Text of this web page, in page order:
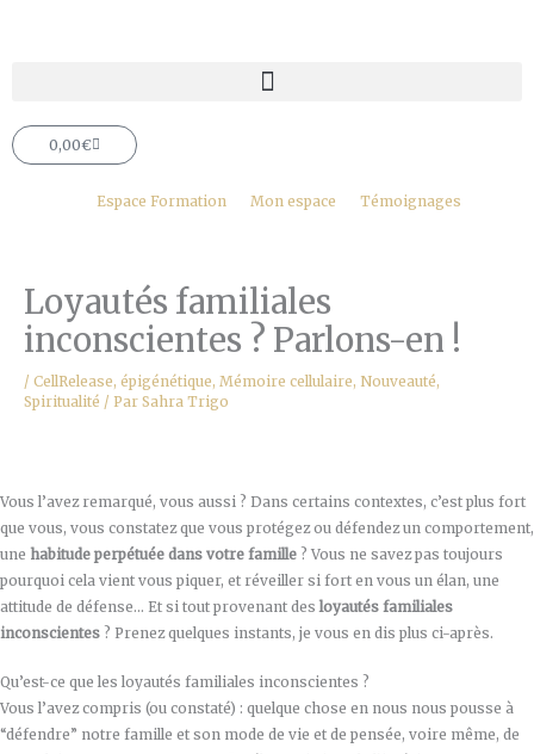
0,00€Panier
Espace Formation Mon espace Témoignages
Loyautés familiales
inconscientes ? Parlons-en !
/ CellRelease, épigénétique, Mémoire cellulaire, Nouveauté,
Spiritualité / Par Sahra Trigo
Vous l’avez remarqué, vous aussi ? Dans certains contextes, c’est plus fort
que vous, vous constatez que vous protégez ou défendez un comportement,
une habitude perpétuée dans votre famille ? Vous ne savez pas toujours
pourquoi cela vient vous piquer, et réveiller si fort en vous un élan, une
attitude de défense… Et si tout provenant des loyautés familiales
inconscientes ? Prenez quelques instants, je vous en dis plus ci-après.
Qu’est-ce que les loyautés familiales inconscientes ?
Vous l’avez compris (ou constaté) : quelque chose en nous nous pousse à
“défendre” notre famille et son mode de vie et de pensée, voire même, de